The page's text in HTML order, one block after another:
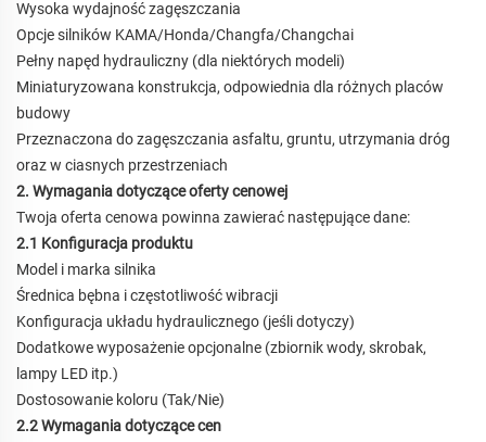
Wysoka wydajność zagęszczania
Opcje silników KAMA/Honda/Changfa/Changchai
Pełny napęd hydrauliczny (dla niektórych modeli)
Miniaturyzowana konstrukcja, odpowiednia dla różnych placów
budowy
Przeznaczona do zagęszczania asfaltu, gruntu, utrzymania dróg
oraz w ciasnych przestrzeniach
2. Wymagania dotyczące oferty cenowej
Twoja oferta cenowa powinna zawierać następujące dane:
2.1 Konfiguracja produktu
Model i marka silnika
Średnica bębna i częstotliwość wibracji
Konfiguracja układu hydraulicznego (jeśli dotyczy)
Dodatkowe wyposażenie opcjonalne (zbiornik wody, skrobak,
lampy LED itp.)
Dostosowanie koloru (Tak/Nie)
2.2 Wymagania dotyczące cen